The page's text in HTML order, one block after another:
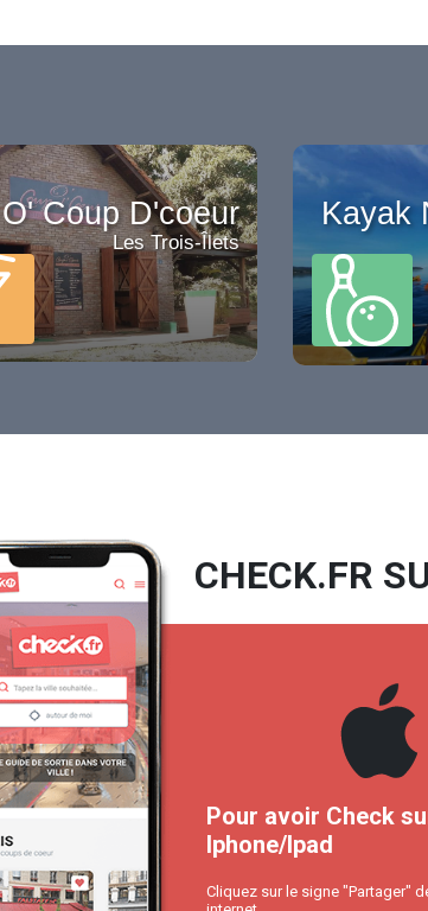
O' Coup D'coeur
Les Trois-Îlets
Kayak
CHECK.FR
Pour avoir Check
Iphone/Ipad
Cliquez sur le signe "Partager"